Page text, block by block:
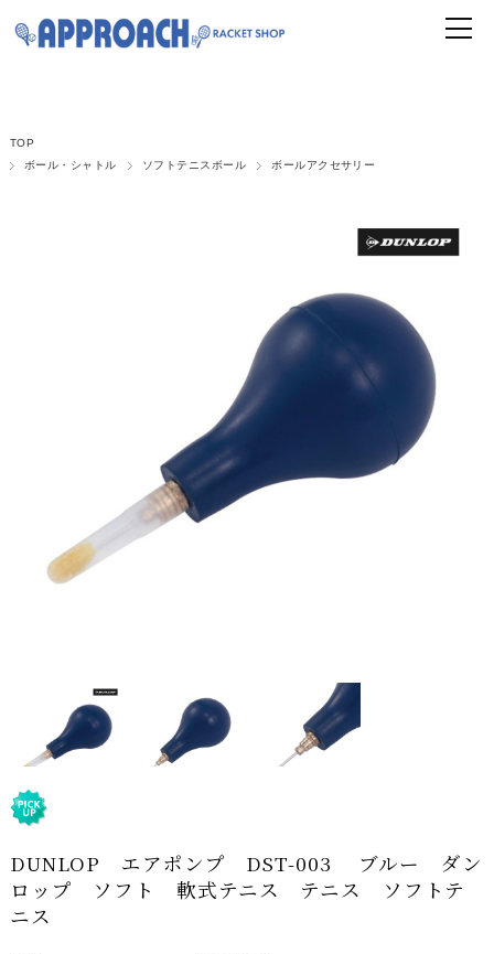
TOP
ボール・シャトル
ソフトテニスボール ボールアクセサリー
DUNLOP エアポンプ DST-003 ブルー ダン
ロップ ソフト 軟式テニス テニス ソフトテ
ニス